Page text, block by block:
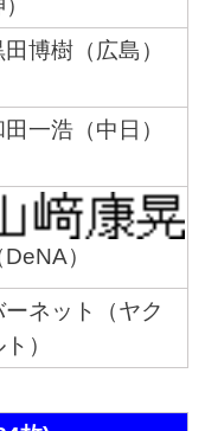
田博樹（広島）
田一浩（中日）
DeNA）
ーネット（ヤク
）